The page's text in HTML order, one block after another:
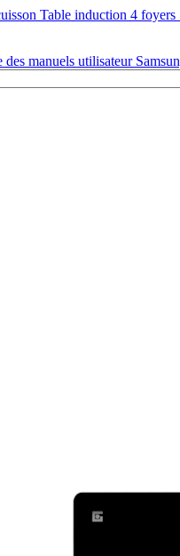
Table induction 4
des manuels utilisateur